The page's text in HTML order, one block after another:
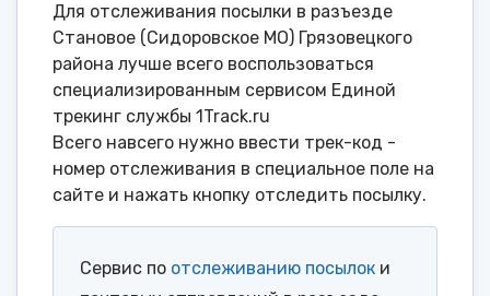
Для отслеживания посылки в разъезде
Становое (Сидоровское МО) Грязовецкого
района лучше всего воспользоваться
специализированным сервисом Единой
трекинг службы 1Track.ru
Всего навсего нужно ввести трек-код -
номер отслеживания в специальное поле на
сайте и нажать кнопку отследить посылку.
Сервис по отслеживанию посылок и